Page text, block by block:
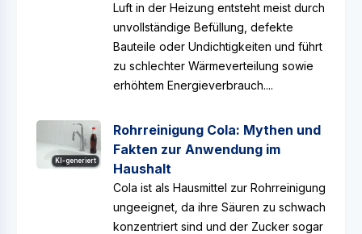
Luft in der Heizung entsteht meist durch
unvollständige Befüllung, defekte
Bauteile oder Undichtigkeiten und führt
zu schlechter Wärmeverteilung sowie
erhöhtem Energieverbrauch....
KI-generiert
Rohrreinigung Cola: Mythen und
Fakten zur Anwendung im
Haushalt
Cola ist als Hausmittel zur Rohrreinigung
ungeeignet, da ihre Säuren zu schwach
konzentriert sind und der Zucker sogar